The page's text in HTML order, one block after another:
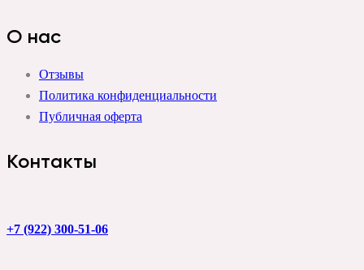
О нас
Отзывы
Политика конфиденциальности
Публичная оферта
Контакты
+7 (922) 300-51-06